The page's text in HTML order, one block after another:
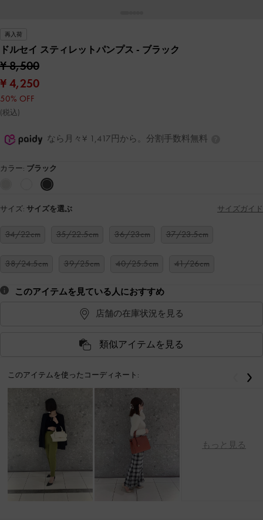
再入荷
ドルセイ スティレットパンプス - ブラック
¥ 8,500
¥ 4,250
50% OFF
(税込)
なら月々¥ 1,417円から。分割手数料無料
カラー: ブラック
サイズ: サイズを選ぶ サイズガイド
34/22cm 35/22.5cm 36/23cm 37/23.5cm
38/24.5cm 39/25cm 40/25.5cm 41/26cm
このアイテムを見ている人におすすめ
店舗の在庫状況を見る
類似アイテムを見る
このアイテムを使ったコーディネート:
もっと見る
戻る